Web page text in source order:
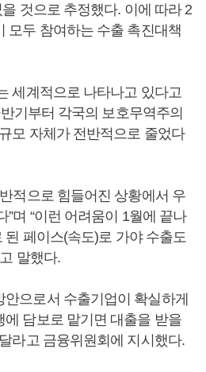
것으로 추정했다. 이에 따라 2
모두 참여하는 수출 촉진대책
세계적으로 나타나고 있다고
기부터 각국의 보호무역주의
모 자체가 전반적으로 줄었다
적으로 힘들어진 상황에서 우
”며 “이런 어려움이 1월에 끝나
된 페이스(속도)로 가야 수출도
말했다.
으로서 수출기업이 확실하게
에 담보로 맡기면 대출을 받을
라고 금융위원회에 지시했다.